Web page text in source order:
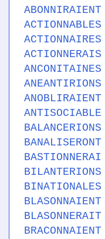
ABONNIRAIENT
ACTIONNABLES
ACTIONNAIRES
ACTIONNERAIS
ANCONITAINES
ANEANTIRIONS
ANOBLIRAIENT
ANTISOCIABLE
BALANCERIONS
BANALISERONT
BASTIONNERAI
BILANTERIONS
BINATIONALES
BLASONNAIENT
BLASONNERAIT
BRACONNAIENT